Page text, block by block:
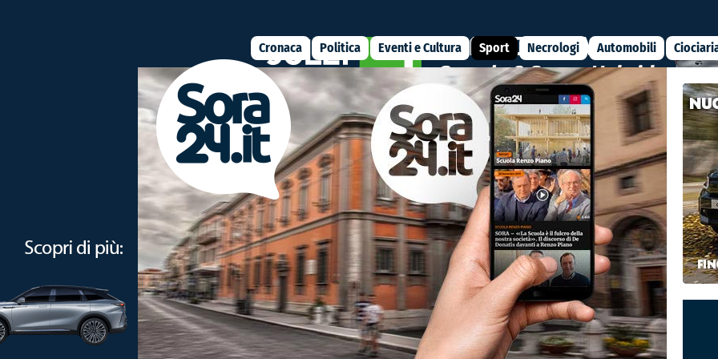
Cronaca Politica Eventi e Cultura Sport Necrologi Automobili